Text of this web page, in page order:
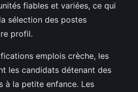
fiables et variées, ce qui
sélection des postes
profil.
emplois crèche, les
les candidats détenant des
à la petite enfance. Les